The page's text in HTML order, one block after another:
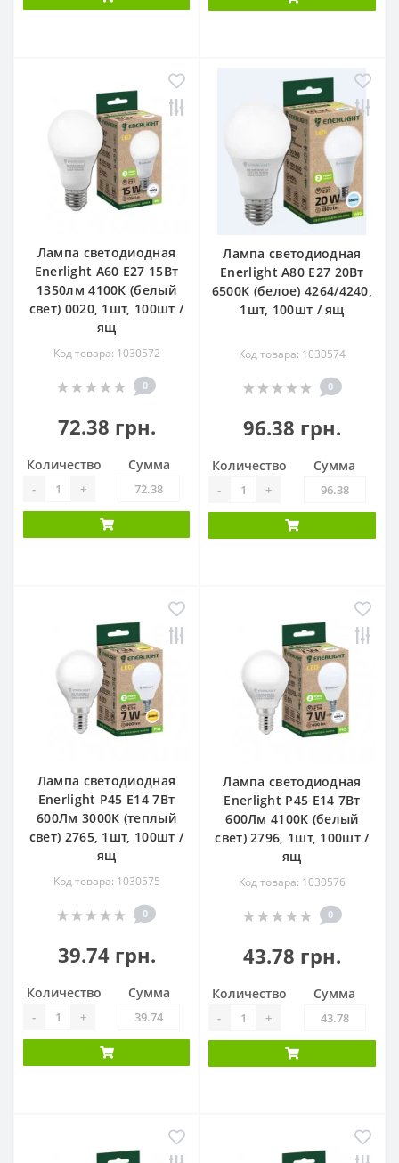
Лампа светодиодная
Enerlight А60 Е27 15Вт
1350лм 4100К (белый
свет) 0020, 1шт, 100шт /
ящ
Код товара: 1030572
0
72.38 грн.
Количество
- +
Сумма
Лампа светодиодная
Enerlight А80 Е27 20Вт
6500К (белое) 4264/4240,
1шт, 100шт / ящ
Код товара: 1030574
0
96.38 грн.
Количество
- +
Сумма
Лампа светодиодная
Enerlight Р45 Е14 7Вт
600Лм 3000К (теплый
свет) 2765, 1шт, 100шт /
ящ
Код товара: 1030575
0
39.74 грн.
Количество
- +
Сумма
Лампа светодиодная
Enerlight Р45 Е14 7Вт
600Лм 4100К (белый
свет) 2796, 1шт, 100шт /
ящ
Код товара: 1030576
0
43.78 грн.
Количество
- +
Сумма